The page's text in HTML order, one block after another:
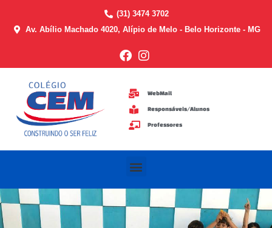
(31) 3474 3702
Av. Abílio Machado 4020, Alípio de Melo - Belo Horizonte - MG
WebMail
Responsáveis/Alunos
Professores
Menu